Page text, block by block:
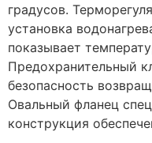
градусов.
установка
показывает
Предохранительный
безопасность
Овальный фланец
конструкция